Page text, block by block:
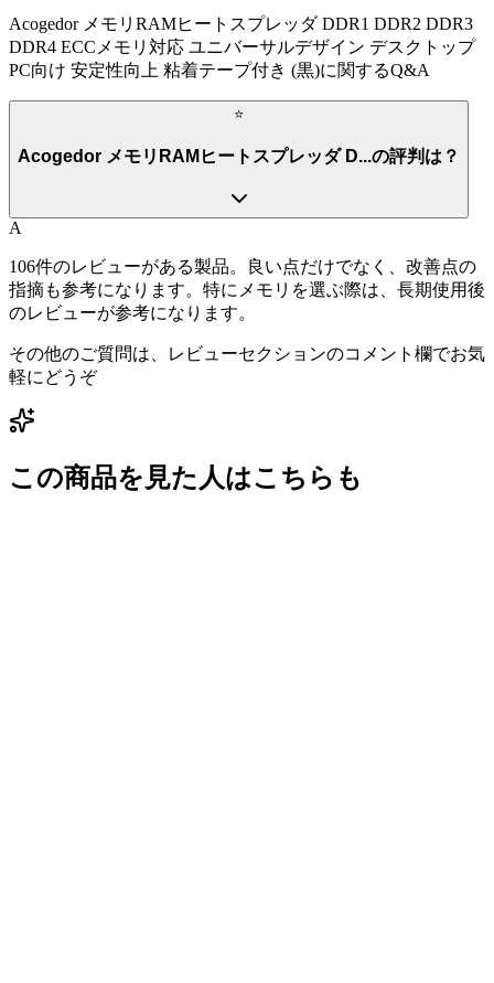
Acogedor メモリRAMヒートスプレッダ DDR1 DDR2 DDR3
DDR4 ECCメモリ対応 ユニバーサルデザイン デスクトップ
PC向け 安定性向上 粘着テープ付き (黒)に関するQ&A
⭐
Acogedor メモリRAMヒートスプレッダ D...の評判は？
A
106件のレビューがある製品。良い点だけでなく、改善点の
指摘も参考になります。特にメモリを選ぶ際は、長期使用後
のレビューが参考になります。
その他のご質問は、レビューセクションのコメント欄でお気
軽にどうぞ
この商品を見た人はこちらも